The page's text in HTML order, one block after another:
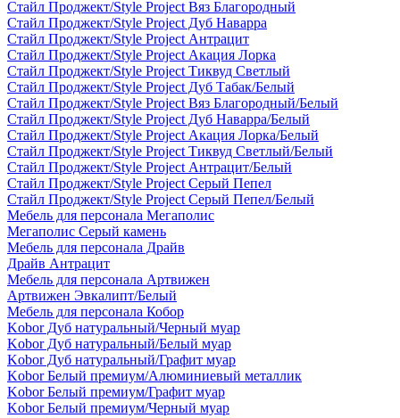
Стайл Проджект/Style Project Вяз Благородный
Стайл Проджект/Style Project Дуб Наварра
Стайл Проджект/Style Project Антрацит
Стайл Проджект/Style Project Акация Лорка
Стайл Проджект/Style Project Тиквуд Светлый
Стайл Проджект/Style Project Дуб Табак/Белый
Стайл Проджект/Style Project Вяз Благородный/Белый
Стайл Проджект/Style Project Дуб Наварра/Белый
Стайл Проджект/Style Project Акация Лорка/Белый
Стайл Проджект/Style Project Тиквуд Светлый/Белый
Стайл Проджект/Style Project Антрацит/Белый
Стайл Проджект/Style Project Серый Пепел
Стайл Проджект/Style Project Серый Пепел/Белый
Мебель для персонала Мегаполис
Мегаполис Серый камень
Мебель для персонала Драйв
Драйв Антрацит
Мебель для персонала Артвижен
Артвижен Эвкалипт/Белый
Мебель для персонала Кобор
Kobor Дуб натуральный/Черный муар
Kobor Дуб натуральный/Белый муар
Kobor Дуб натуральный/Графит муар
Kobor Белый премиум/Алюминиевый металлик
Kobor Белый премиум/Графит муар
Kobor Белый премиум/Черный муар